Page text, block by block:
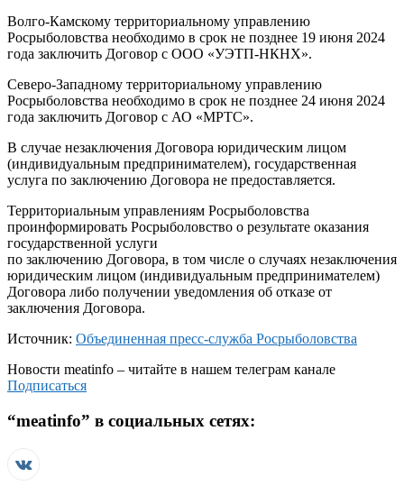
Волго-Камскому территориальному управлению
Росрыболовства необходимо в срок не позднее 19 июня 2024
года заключить Договор с ООО «УЭТП-НКНХ».
Северо-Западному территориальному управлению
Росрыболовства необходимо в срок не позднее 24 июня 2024
года заключить Договор с АО «МРТС».
В случае незаключения Договора юридическим лицом
(индивидуальным предпринимателем), государственная
услуга по заключению Договора не предоставляется.
Территориальным управлениям Росрыболовства
проинформировать Росрыболовство о результате оказания
государственной услуги
по заключению Договора, в том числе о случаях незаключения
юридическим лицом (индивидуальным предпринимателем)
Договора либо получении уведомления об отказе от
заключения Договора.
Источник: Объединенная пресс-служба Росрыболовства
Новости meatinfo – читайте в нашем телеграм канале
Подписаться
“meatinfo” в социальных сетях: